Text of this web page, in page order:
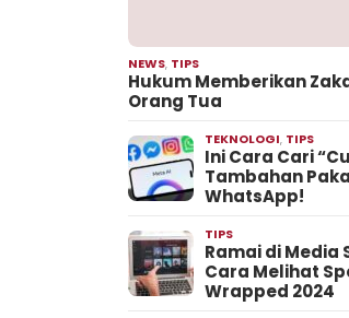
NEWS, TIPS
Hukum Memberikan
Orang Tua
TEKNOLOGI, TIPS
Ini Cara Cari
Tambahan
WhatsApp!
TIPS
Ramai di Media
Cara Melihat
Wrapped 2024